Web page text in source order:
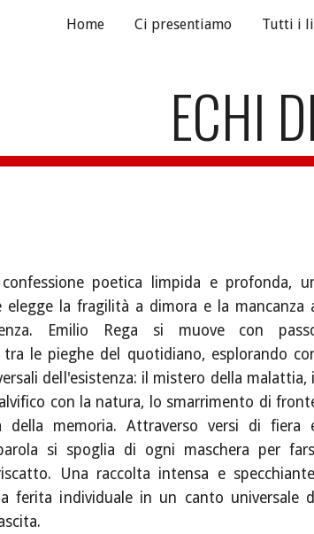
Skip to main content
Home Ci presentiamo Tutti i
ECHI
poetica limpida e profonda,
elegge la fragilità a dimora e la mancanza
Emilio Rega si muove con
le pieghe del quotidiano, esplorando
dell'esistenza: il mistero della malattia, il
con la natura, lo smarrimento di
memoria. Attraverso versi di fiera
si spoglia di ogni maschera per
Una raccolta intensa e
ferita individuale in un canto universale